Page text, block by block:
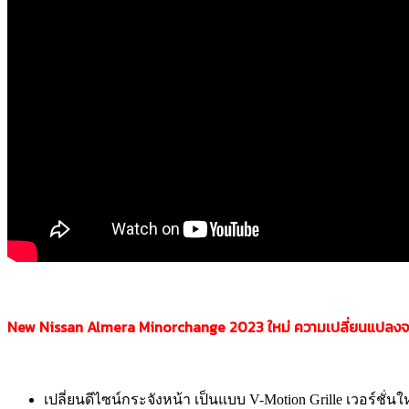
New Nissan Almera Minorchange 2023ใหม่ ความเปลี่ยนแปลง
เปลี่ยนดีไซน์กระจังหน้า เป็นแบบ V-Motion Grille เวอร์ชั่นใ